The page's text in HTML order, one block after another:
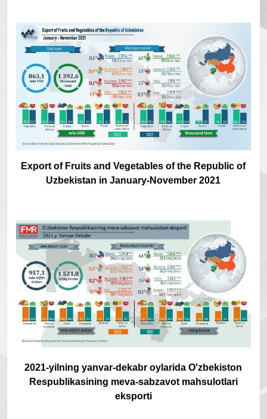
Export of Fruits and Vegetables of the Republic of
Uzbekistan in January-November 2021
2021-yilning yanvar-dekabr oylarida O'zbekiston
Respublikasining meva-sabzavot mahsulotlari
eksporti